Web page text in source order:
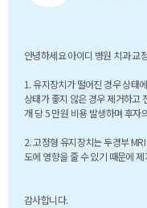
안녕하세요 아이디 병원 치과 교
1. 유지장치가 떨어진 경우 상태
상태가 좋지 않은 경우 제거하고
개 당 5 만원 비용 발생하며 후자
2. 고정형 유지장치는 두경부
도에 영향을 줄 수 있기 때문에
감사합니다.